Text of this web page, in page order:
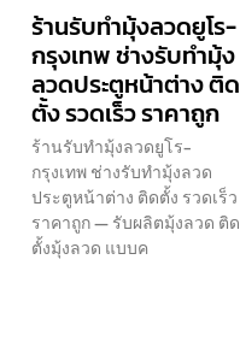
ร้านรับทำมุ้งลวดยูโร-
กรุงเทพ ช่างรับทำมุ้ง
ลวดประตูหน้าต่าง ติด
ตั้ง รวดเร็ว ราคาถูก
ร้านรับทำมุ้งลวดยูโร-
กรุงเทพ ช่างรับทำมุ้งลวด
ประตูหน้าต่าง ติดตั้ง รวดเร็ว
ราคาถูก — รับผลิตมุ้งลวด ติด
ตั้งมุ้งลวด แบบค